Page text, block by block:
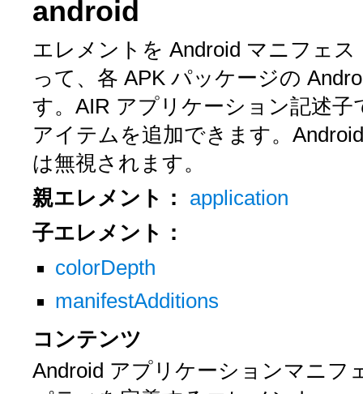
android
エレメントを Android マニフェ
って、各 APK パッケージの
す。AIR アプリケーション記述
アイテムを追加できます。
は無視されます。
親エレメント： application
子エレメント：
colorDepth
manifestAdditions
コンテンツ
Android アプリケーションマニフ